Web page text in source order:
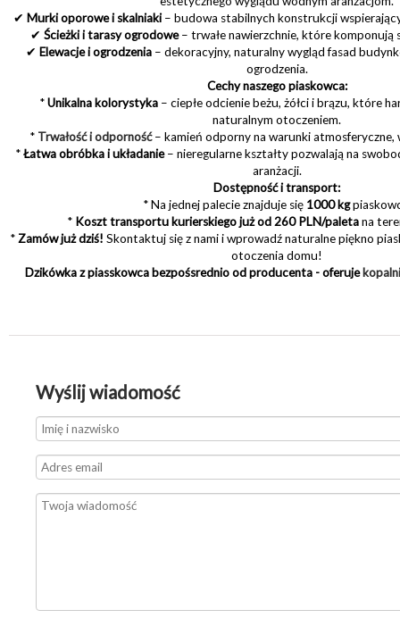
✔ Murki oporowe i skalniaki– budowa stabilnych konstrukcji
✔ Ścieżki i tarasy ogrodowe– trwałe nawierzchnie, które komponują
✔ Elewacje i ogrodzenia– dekoracyjny, naturalny wygląd fasad
ogrodzenia.
Cechy naszego piaskowca:
*Unikalna kolorystyka – ciepłe odcienie beżu, żółci i brązu, które
naturalnym otoczeniem.
* Trwałość i odporność– kamień odporny na warunki atmosferyczne,
*Łatwa obróbka i układanie– nieregularne kształty pozwalają na
aranżacji.
Dostępność i transport:
* Na jednej palecie znajduje się 1000 kg
* Koszt transportu kurierskiego już od 260 PLN/paletana
* Zamów już dziś! Skontaktuj się z nami i wprowadź naturalne piękno
otoczenia domu!
Dzikówka z piasskowca bezpośsrednio od producenta - oferuje
Wyślij wiadomość